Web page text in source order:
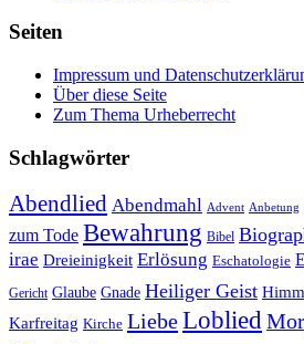
Seiten
Impressum und
Über diese Seite
Zum Thema Urheberrecht
Schlagwörter
Abendlied Abendmahl Advent Anbetung
zum Tode Bewahrung Bibel
irae Dreieinigkeit Erlösung Eschatologie
Gericht Glaube Gnade Heiliger Geist
Karfreitag Kirche LiebeLoblied